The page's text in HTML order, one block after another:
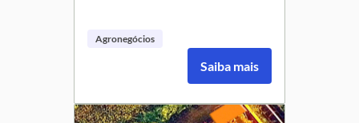
rural, com essa atividade que produz
esse produto IN NATuRA, de alto
Agronegócios
Saiba mais